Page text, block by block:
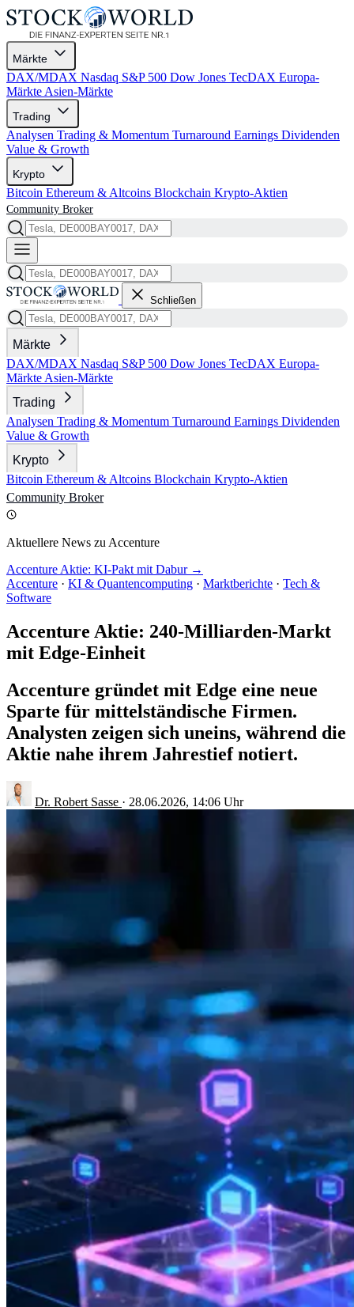
Märkte
DAX/MDAX Nasdaq S&P 500 Dow Jones TecDAX Europa-
Märkte Asien-Märkte
Trading
Analysen Trading & Momentum Turnaround Earnings Dividenden
Value & Growth
Krypto
Bitcoin Ethereum & Altcoins Blockchain Krypto-Aktien
Community Broker
Schließen
Märkte
DAX/MDAX Nasdaq S&P 500 Dow Jones TecDAX Europa-
Märkte Asien-Märkte
Trading
Analysen Trading & Momentum Turnaround Earnings Dividenden
Value & Growth
Krypto
Bitcoin Ethereum & Altcoins Blockchain Krypto-Aktien
Community Broker
Aktuellere News zu Accenture
Accenture Aktie: KI-Pakt mit Dabur →
Accenture · KI & Quantencomputing · Marktberichte · Tech &
Software
Accenture Aktie: 240-Milliarden-Markt
mit Edge-Einheit
Accenture gründet mit Edge eine neue
Sparte für mittelständische Firmen.
Analysten zeigen sich uneins, während die
Aktie nahe ihrem Jahrestief notiert.
Dr. Robert Sasse · 28.06.2026, 14:06 Uhr